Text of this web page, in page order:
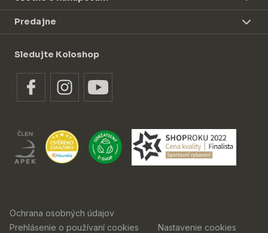
Predajne
Sledujte Koloshop
Ochrana osobných údajov
Prehlásenie o používaní cookies
Nastavenie cookies